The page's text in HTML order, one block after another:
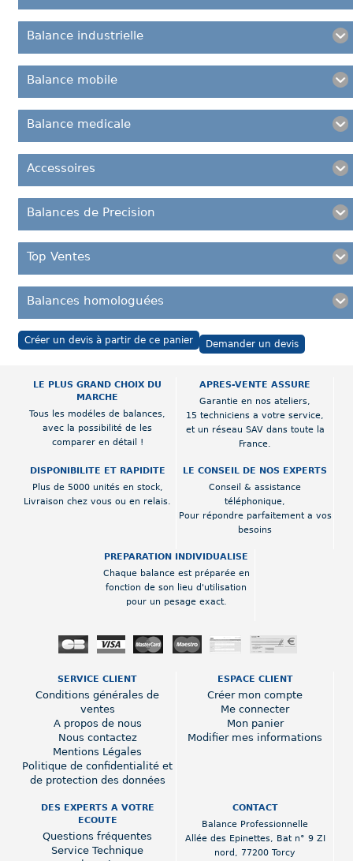
Balance industrielle
Balance mobile
Balance medicale
Accessoires
Balances de Precision
Top Ventes
Balances homologuées
Créer un devis à partir de ce panier Demander un devis
LE PLUS GRAND CHOIX DU
MARCHE
Tous les modéles de balances,
avec la possibilité de les
comparer en détail !
APRES-VENTE ASSURE
Garantie en nos ateliers,
15 techniciens a votre service,
et un réseau SAV dans toute la
France.
DISPONIBILITE ET RAPIDITE
Plus de 5000 unités en stock,
Livraison chez vous ou en relais.
LE CONSEIL DE NOS EXPERTS
Conseil & assistance
téléphonique,
Pour répondre parfaitement a vos
besoins
PREPARATION INDIVIDUALISE
Chaque balance est préparée en
fonction de son lieu d'utilisation
pour un pesage exact.
SERVICE CLIENT
Conditions générales de
ventes
A propos de nous
Nous contactez
Mentions Légales
Politique de confidentialité et
de protection des données
ESPACE CLIENT
Créer mon compte
Me connecter
Mon panier
Modifier mes informations
DES EXPERTS A VOTRE
ECOUTE
Questions fréquentes
Service Technique
CONTACT
Balance Professionnelle
Allée des Epinettes, Bat n° 9 ZI
nord , 77200 Torcy